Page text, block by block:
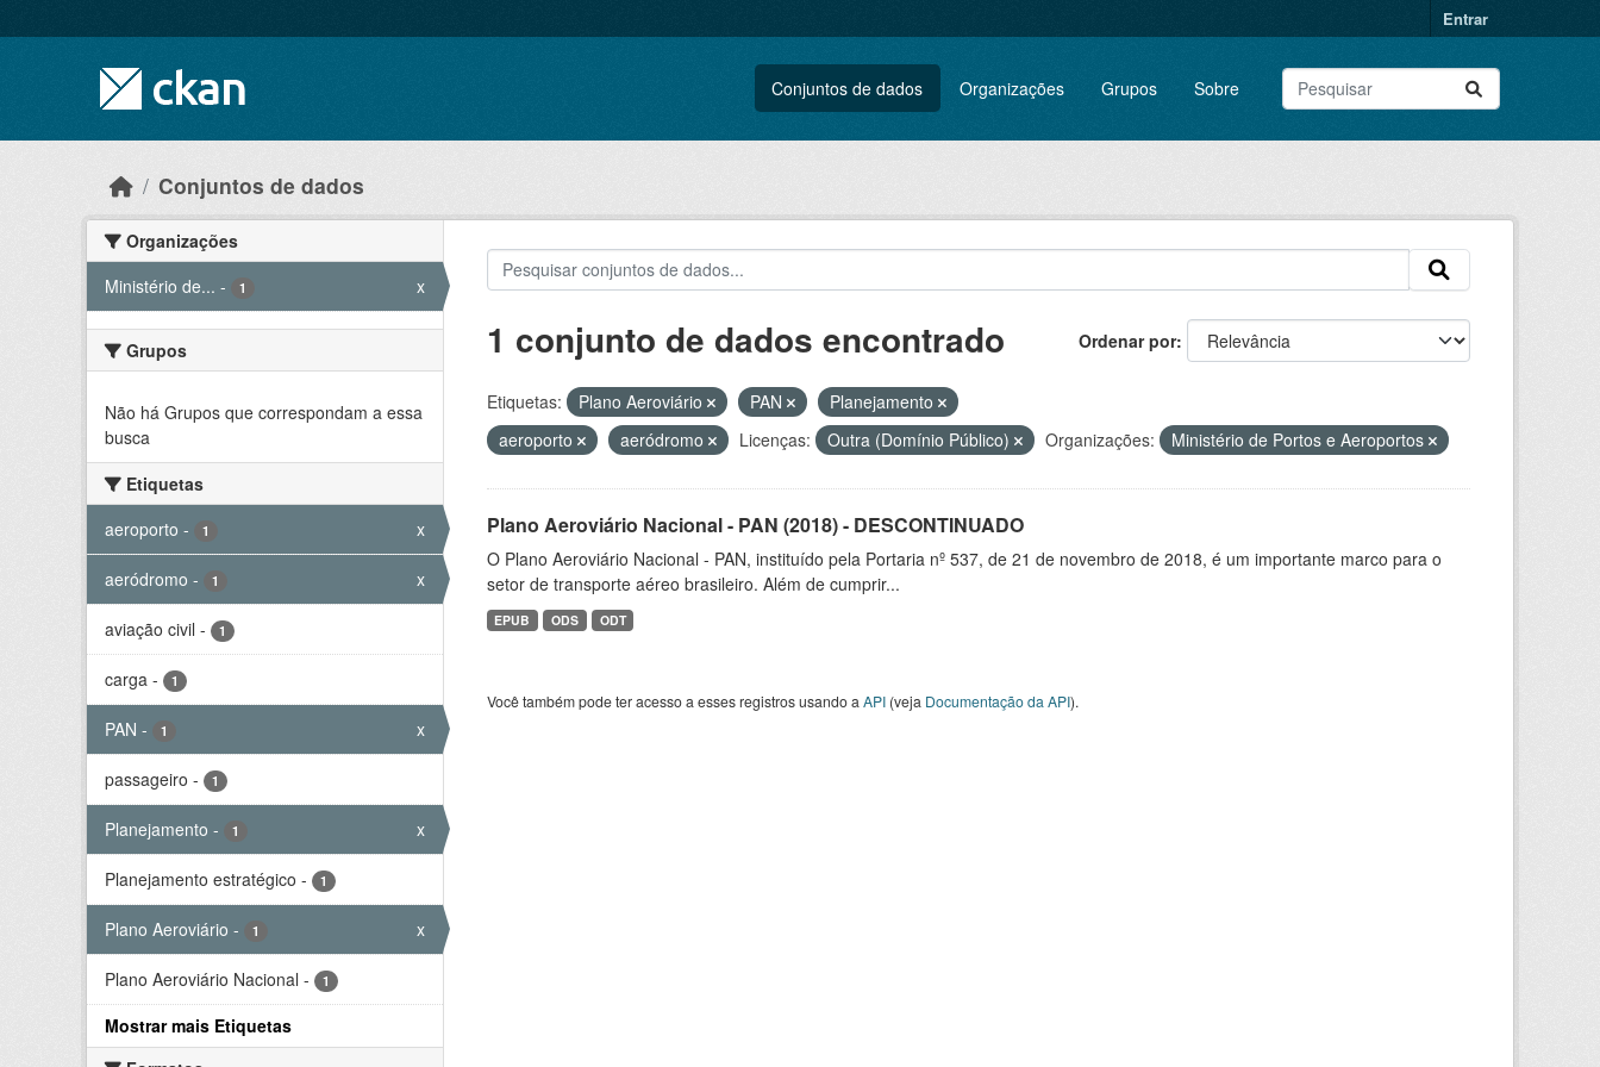
Entrar
Conjuntos de dados Organizações Grupos Sobre
Conjuntos de dados
Organizações
Ministério de... - 1 x
Grupos
Não há Grupos que correspondam a essa
busca
Etiquetas
aeroporto - 1 x
aeródromo - 1 x
aviação civil - 1
carga - 1
PAN - 1 x
passageiro - 1
Planejamento - 1 x
Planejamento estratégico - 1
Plano Aeroviário - 1 x
Plano Aeroviário Nacional - 1
Mostrar mais Etiquetas
Ordenar por
1 conjunto de dados encontrado
Etiquetas: Plano Aeroviário PAN
Planejamento
aeroporto
aeródromo Licenças: Outra (Domínio Público) Organizações: Ministério de Portos e Aeroportos
Plano Aeroviário Nacional - PAN (2018) - DESCONTINUADO
O Plano Aeroviário Nacional - PAN, instituído pela Portaria nº 537, de 21 de novembro de 2018, é um importante marco para o
setor de transporte aéreo brasileiro. Além de cumprir...
EPUB ODS ODT
Você também pode ter acesso a esses registros usando a API(veja Documentação da API).